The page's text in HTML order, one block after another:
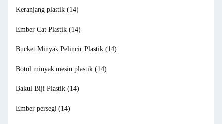
Keranjang plastik (14)
Ember Cat Plastik (14)
Bucket Minyak Pelincir Plastik (14)
Botol minyak mesin plastik (14)
Bakul Biji Plastik (14)
Ember persegi (14)